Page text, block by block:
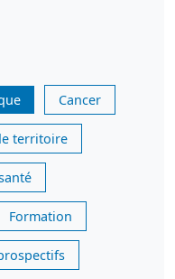
Cancer
territoire
Formation